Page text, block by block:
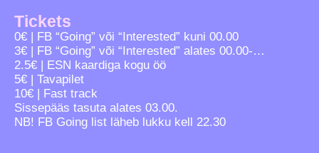
Tickets
0€ | FB “Going” või “Interested” kuni 00.00
3€ | FB “Going” või “Interested” alates 00.00-…
2.5€ | ESN kaardiga kogu öö
5€ | Tavapilet
10€ | Fast track
Sissepääs tasuta alates 03.00.
NB! FB Going list läheb lukku kell 22.30